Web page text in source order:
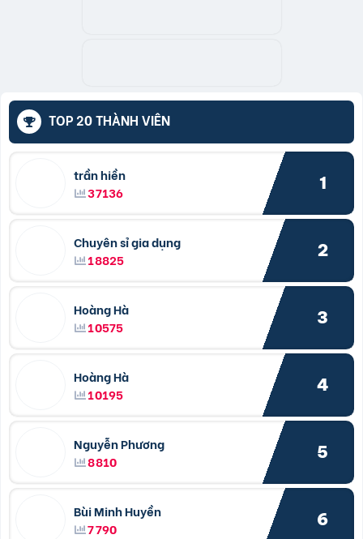
TOP 20 THÀNH VIÊN
trần hiền
37136
1
Chuyên sỉ gia dụng
18825
2
Hoàng Hà
10575
3
Hoàng Hà
10195
4
Nguyễn Phương
8810
5
Bùi Minh Huyền
7790
6